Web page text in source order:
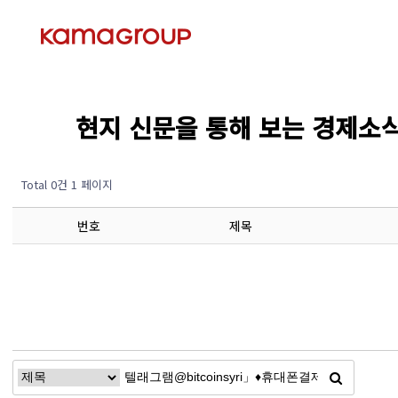
현지 신문을 통해 보는 경제
Total 0건 1 페이지
번호 제목